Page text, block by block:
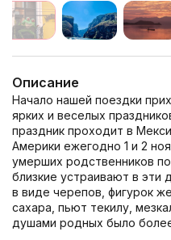
Описание
Начало нашей поездки
ярких и веселых
праздник проходит в
Америки ежегодно 1 и 2
умерших родственников
близкие устраивают в эти
в виде черепов, фигурок
сахара, пьют текилу,
душами родных было